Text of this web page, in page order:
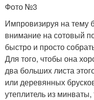
Фото №3
Импровизируя на тему
внимание на сотовый
быстро и просто
Для того, чтобы она
два больших листа
или деревянных
утеплитель из